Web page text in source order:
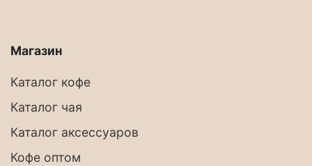
Магазин
Каталог кофе
Каталог чая
Каталог аксессуаров
Кофе оптом